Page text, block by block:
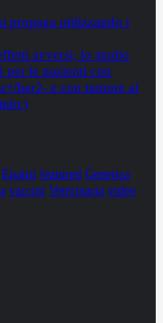
propaga utilizzando i
avversi, lo studio
per le pazienti con
her2- e con tumore al
Epatiti featured Genetica
vaccini Veterinaria video